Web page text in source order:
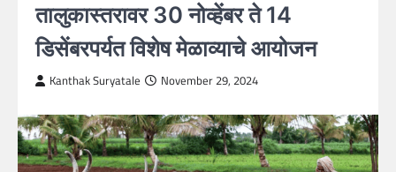
तालुकास्तरावर 30 नोव्हेंबर ते 14
डिसेंबरपर्यत विशेष मेळाव्याचे आयोजन
Kanthak Suryatale November 29, 2024